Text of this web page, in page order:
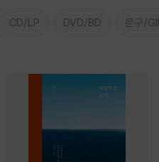
CD/LP DVD/BD 문구/